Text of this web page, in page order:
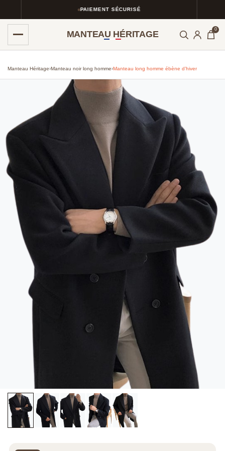
PAIEMENT SÉCURISÉ
MANTEAU HÉRITAGE 0
Manteau Héritage›Manteau noir long homme›Manteau long homme ébène d’hiver